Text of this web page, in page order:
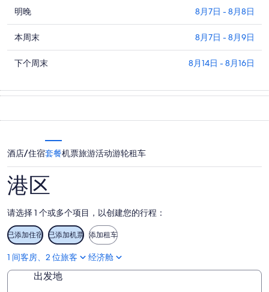
港
区
今
晚
的
格，
住
为
8
月
6
日
-
8
月
7
日
查
看
港
区
明
的
格，
日
期
为
8
月
7
日
-
8
月
明晚 8月7日 - 8月8日
查
看
港
本
格，
入
住
日
期
为
8
月
7
日
本周末 8月7日 - 8月9日
查
港
的
价
格，
入
住
期
为
8
月
下个周末 8月14日 - 8月16日
酒店/住宿套餐机票旅游活动游轮租车
港区
请选择 1 个或多个项目，以创建您的行程：
已添加住宿 已添加机票 添加租车
1 间客房、2 位旅客 经济舱
出发地